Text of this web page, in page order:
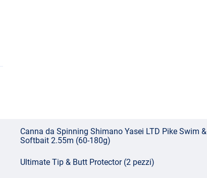
Canna da Spinning Shimano Yasei LTD Pike Swim &
Softbait 2.55m (60-180g)
Ultimate Tip & Butt Protector (2 pezzi)